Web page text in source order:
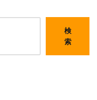
検
索